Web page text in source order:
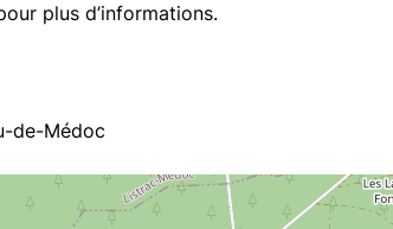
plus d’informations.
de-Médoc